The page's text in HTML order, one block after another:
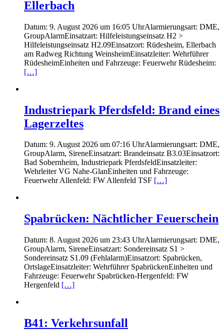
Ellerbach
Datum: 9. August 2026 um 16:05 UhrAlarmierungsart: DME,
GroupAlarmEinsatzart: Hilfeleistungseinsatz H2 >
Hilfeleistungseinsatz H2.09Einsatzort: Rüdesheim, Ellerbach
am Radweg Richtung WeinsheimEinsatzleiter: Wehrführer
RüdesheimEinheiten und Fahrzeuge: Feuerwehr Rüdesheim:
[…]
Industriepark Pferdsfeld: Brand eines
Lagerzeltes
Datum: 9. August 2026 um 07:16 UhrAlarmierungsart: DME,
GroupAlarm, SireneEinsatzart: Brandeinsatz B3.03Einsatzort:
Bad Sobernheim, Industriepark PferdsfeldEinsatzleiter:
Wehrleiter VG Nahe-GlanEinheiten und Fahrzeuge:
Feuerwehr Allenfeld: FW Allenfeld TSF […]
Spabrücken: Nächtlicher Feuerschein
Datum: 8. August 2026 um 23:43 UhrAlarmierungsart: DME,
GroupAlarm, SireneEinsatzart: Sondereinsatz S1 >
Sondereinsatz S1.09 (Fehlalarm)Einsatzort: Spabrücken,
OrtslageEinsatzleiter: Wehrführer SpabrückenEinheiten und
Fahrzeuge: Feuerwehr Spabrücken-Hergenfeld: FW
Hergenfeld […]
B41: Verkehrsunfall